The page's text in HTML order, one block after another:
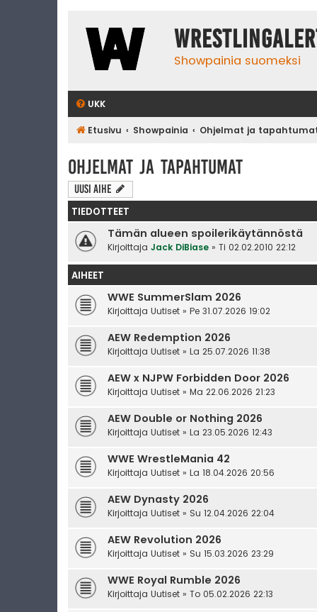
Showpainia suomeksi
UKK
Etusivu Showpainia Ohjelmat ja
Ohjelmat ja tapahtumat
Uusi Aihe
TIEDOTTEET
Tämän alueen spoilerikäytännöstä
Kirjoittaja Jack DiBiase » Ti 02.02.2010 22:12
AIHEET
WWE SummerSlam 2026
Kirjoittaja Uutiset » Pe 31.07.2026 19:02
AEW Redemption 2026
Kirjoittaja Uutiset » La 25.07.2026 11:38
AEW x NJPW Forbidden Door 2026
Kirjoittaja Uutiset » Ma 22.06.2026 21:23
AEW Double or Nothing 2026
Kirjoittaja Uutiset » La 23.05.2026 12:43
WWE WrestleMania 42
Kirjoittaja Uutiset » La 18.04.2026 20:56
AEW Dynasty 2026
Kirjoittaja Uutiset » Su 12.04.2026 22:04
AEW Revolution 2026
Kirjoittaja Uutiset » Su 15.03.2026 23:29
WWE Royal Rumble 2026
Kirjoittaja Uutiset » To 05.02.2026 22:13